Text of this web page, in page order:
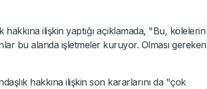
ilişkin yaptığı açıklamada, "Bu, kölelerin
bu alanda işletmeler kuruyor. Olması gereken
hakkına ilişkin son kararlarını da "çok